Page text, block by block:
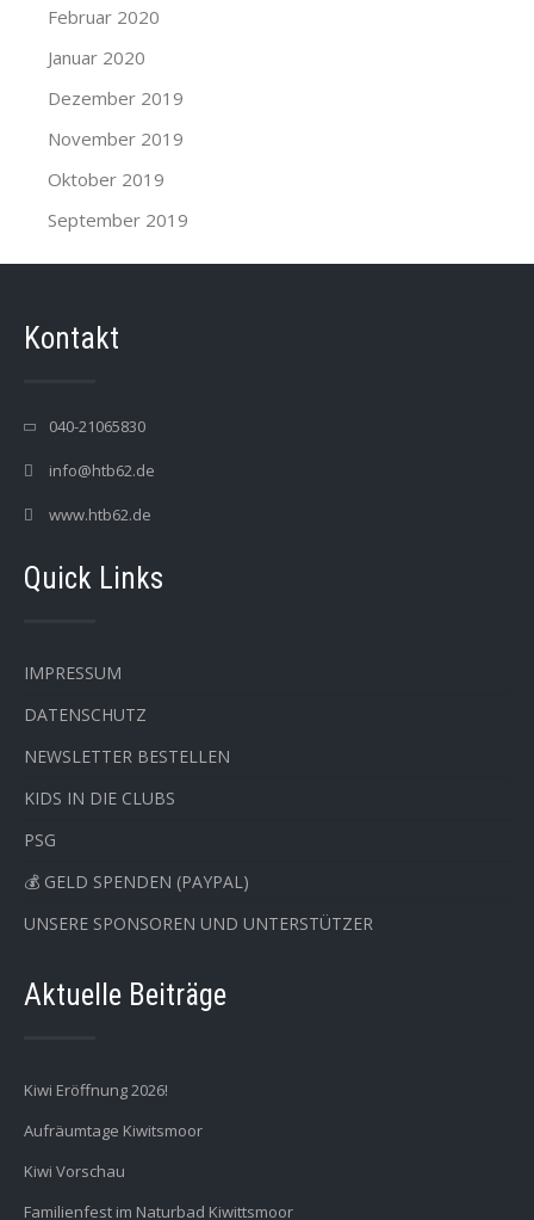
Februar 2020
Januar 2020
Dezember 2019
November 2019
Oktober 2019
September 2019
Kontakt
040-21065830
info@htb62.de
www.htb62.de
Quick Links
IMPRESSUM
DATENSCHUTZ
NEWSLETTER BESTELLEN
KIDS IN DIE CLUBS
PSG
💰 GELD SPENDEN (PAYPAL)
UNSERE SPONSOREN UND UNTERSTÜTZER
Aktuelle Beiträge
Kiwi Eröffnung 2026!
Aufräumtage Kiwitsmoor
Kiwi Vorschau
Familienfest im Naturbad Kiwittsmoor